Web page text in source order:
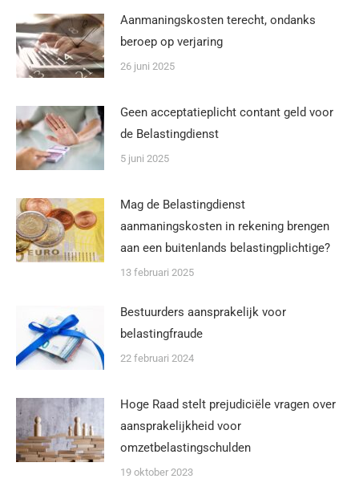
Aanmaningskosten terecht, ondanks
beroep op verjaring
26 juni 2025
Geen acceptatieplicht contant geld voor
de Belastingdienst
5 juni 2025
Mag de Belastingdienst
aanmaningskosten in rekening brengen
aan een buitenlands belastingplichtige?
13 februari 2025
Bestuurders aansprakelijk voor
belastingfraude
22 februari 2024
Hoge Raad stelt prejudiciële vragen over
aansprakelijkheid voor
omzetbelastingschulden
19 oktober 2023